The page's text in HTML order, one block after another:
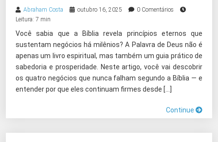
Abraham Costa outubro 16, 2025
0 Comentários
Leitura: 7 min
Você sabia que a Bíblia revela princípios eternos que
sustentam negócios há milênios? A Palavra de Deus não é
apenas um livro espiritual, mas também um guia prático de
sabedoria e prosperidade. Neste artigo, você vai descobrir
os quatro negócios que nunca falham segundo a Bíblia — e
entender por que eles continuam firmes desde […]
Continue